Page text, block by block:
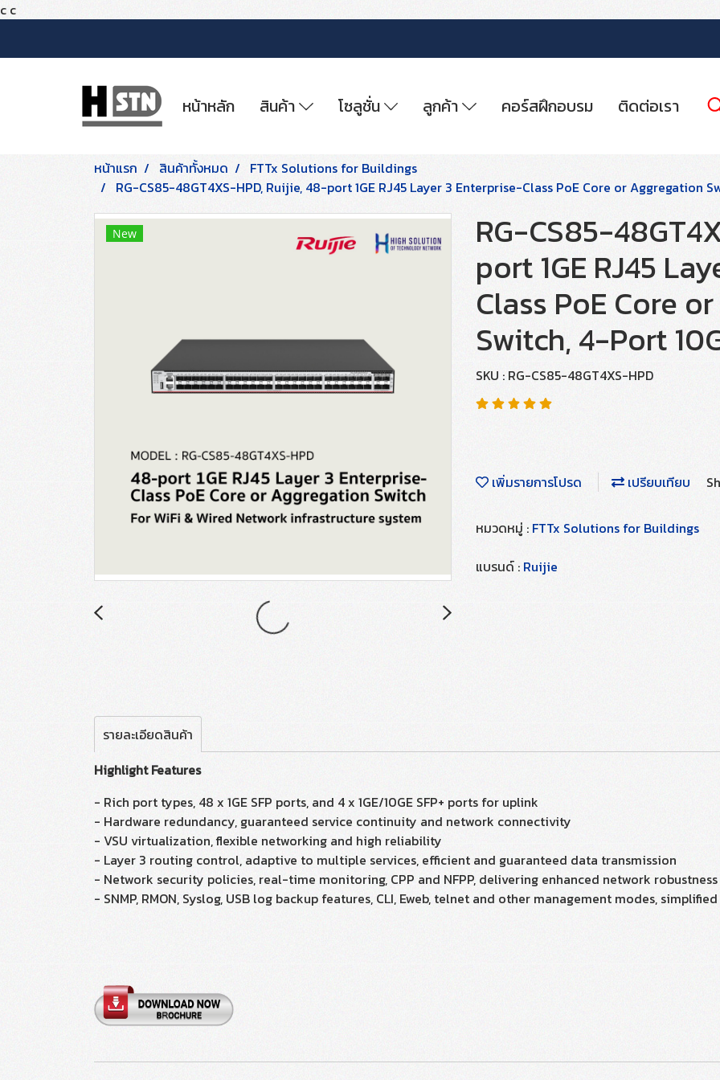
c c
หน้าหลัก สินค้า โซลูชั่น ลูกค้า คอร์สฝึกอบรม ติดต่อเรา
หน้าแรก สินค้าทั้งหมด
FTTx Solutions for Buildings
RG-CS85-48GT4XS-HPD, Ruijie, 48-port 1GE RJ45 Layer 3 Enterprise-Class PoE Core or Aggregation
New RG-CS85-
port 1GE RJ45
Class PoE Core
Switch, 4-Port
SKU : RG-CS85-48GT4XS-HPD
เพิ่มรายการโปรด เปรียบเทียบ
หมวดหมู่ : FTTx Solutions for Buildings
แบรนด์ : Ruijie
รายละเอียดสินค้า
Highlight Features
- Rich port types, 48 x 1GE SFP ports, and 4 x 1GE/10GE SFP+ ports for uplink
- Hardware redundancy, guaranteed service continuity and network connectivity
- VSU virtualization, flexible networking and high reliability
- Layer 3 routing control, adaptive to multiple services, efficient and guaranteed data transmission
- Network security policies, real-time monitoring, CPP and NFPP, delivering enhanced network robustness
- SNMP, RMON, Syslog, USB log backup features, CLI, Eweb, telnet and other management modes,